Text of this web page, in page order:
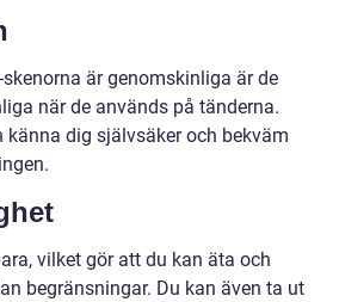
är genomskinliga är de
när de används på tänderna.
känna dig självsäker och bekväm
vilket gör att du kan äta och
begränsningar. Du kan även ta ut